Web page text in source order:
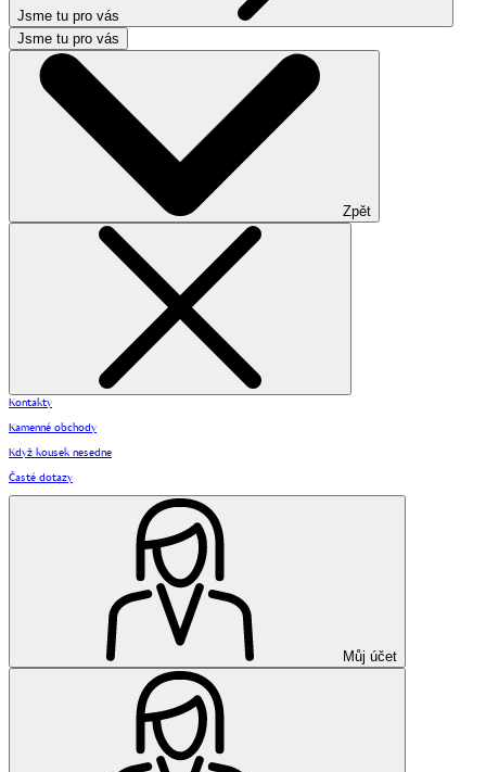
Jsme tu pro vás
Jsme tu pro vás
Zpět
Kontakty
Kamenné obchody
Když kousek nesedne
Časté dotazy
Můj účet